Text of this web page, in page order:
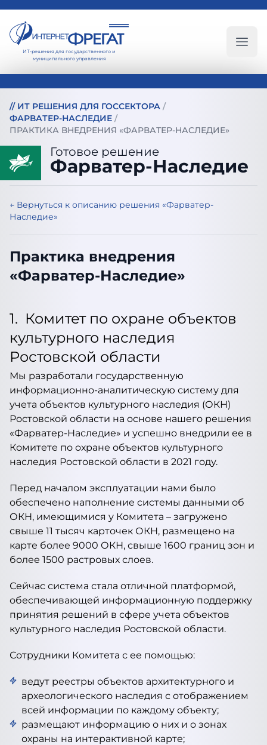
ИТ-решения для государственного и
муниципального управления
// ИТ РЕШЕНИЯ ДЛЯ ГОССЕКТОРА /
ФАРВАТЕР-НАСЛЕДИЕ /
ПРАКТИКА ВНЕДРЕНИЯ «ФАРВАТЕР-НАСЛЕДИЕ»
Готовое решение
Фарватер-Наследие
← Вернуться к описанию решения «Фарватер-
Наследие»
Практика внедрения
«Фарватер-Наследие»
1. Комитет по охране объектов
культурного наследия
Ростовской области
Мы разработали государственную
информационно-аналитическую систему для
учета объектов культурного наследия (ОКН)
Ростовской области на основе нашего решения
«Фарватер-Наследие» и успешно внедрили ее в
Комитете по охране объектов культурного
наследия Ростовской области в 2021 году.
Перед началом эксплуатации нами было
обеспечено наполнение системы данными об
ОКН, имеющимися у Комитета – загружено
свыше 11 тысяч карточек ОКН, размещено на
карте более 9000 ОКН, свыше 1600 границ зон и
более 1500 растровых слоев.
Сейчас система стала отличной платформой,
обеспечивающей информационную поддержку
принятия решений в сфере учета объектов
культурного наследия Ростовской области.
Сотрудники Комитета с ее помощью:
ведут реестры объектов архитектурного и
археологического наследия с отображением
всей информации по каждому объекту;
размещают информацию о них и о зонах
охраны на интерактивной карте;